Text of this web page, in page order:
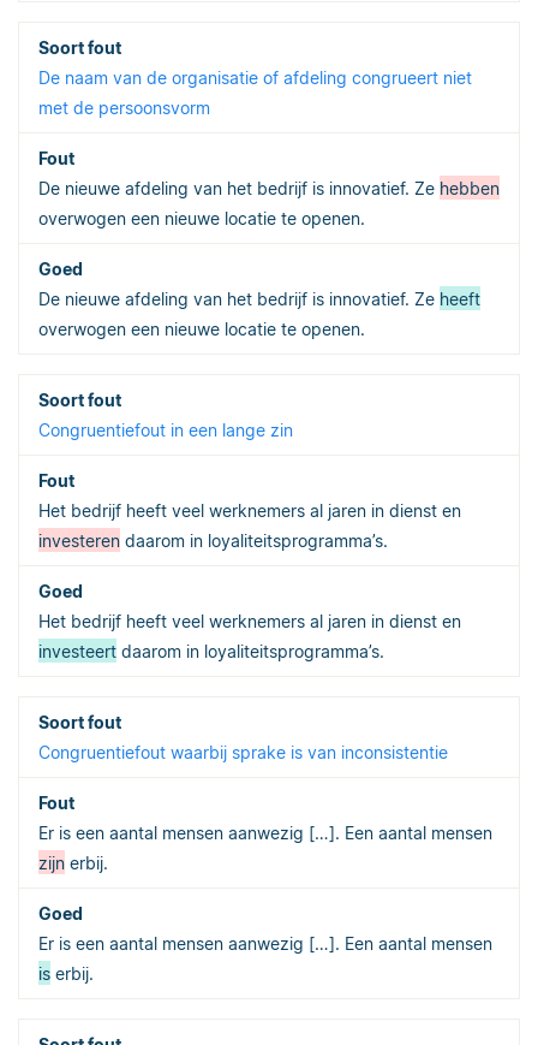
De naam van de organisatie of afdeling congrueert niet
met de persoonsvorm
De nieuwe afdeling van het bedrijf is innovatief. Ze hebben
overwogen een nieuwe locatie te openen.
De nieuwe afdeling van het bedrijf is innovatief. Ze heeft
overwogen een nieuwe locatie te openen.
Congruentiefout in een lange zin
Het bedrijf heeft veel werknemers al jaren in dienst en
investeren daarom in loyaliteitsprogramma’s.
Het bedrijf heeft veel werknemers al jaren in dienst en
investeert daarom in loyaliteitsprogramma’s.
Congruentiefout waarbij sprake is van inconsistentie
Er is een aantal mensen aanwezig […]. Een aantal mensen
zijn erbij.
Er is een aantal mensen aanwezig […]. Een aantal mensen
is erbij.